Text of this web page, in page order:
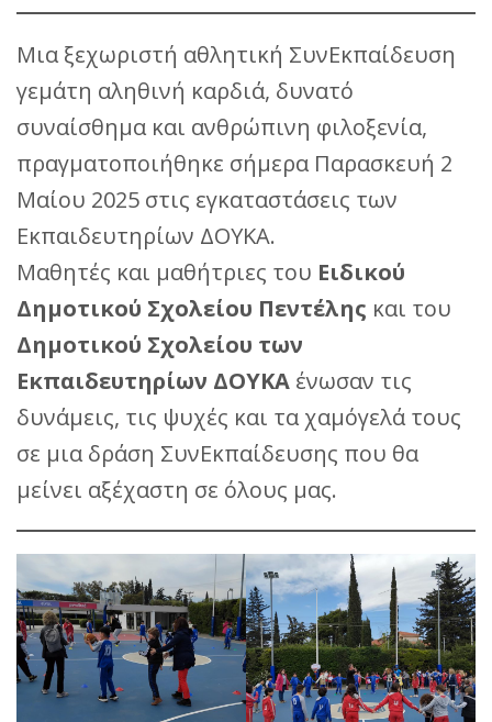
Μια ξεχωριστή αθλητική ΣυνΕκπαίδευση
γεμάτη αληθινή καρδιά, δυνατό
συναίσθημα και ανθρώπινη φιλοξενία,
πραγματοποιήθηκε σήμερα Παρασκευή 2
Μαίου 2025 στις εγκαταστάσεις των
Εκπαιδευτηρίων ΔΟΥΚΑ.
Μαθητές και μαθήτριες του Ειδικού
Δημοτικού Σχολείου Πεντέλης και του
Δημοτικού Σχολείου των
Εκπαιδευτηρίων ΔΟΥΚΑ ένωσαν τις
δυνάμεις, τις ψυχές και τα χαμόγελά τους
σε μια δράση ΣυνΕκπαίδευσης που θα
μείνει αξέχαστη σε όλους μας.